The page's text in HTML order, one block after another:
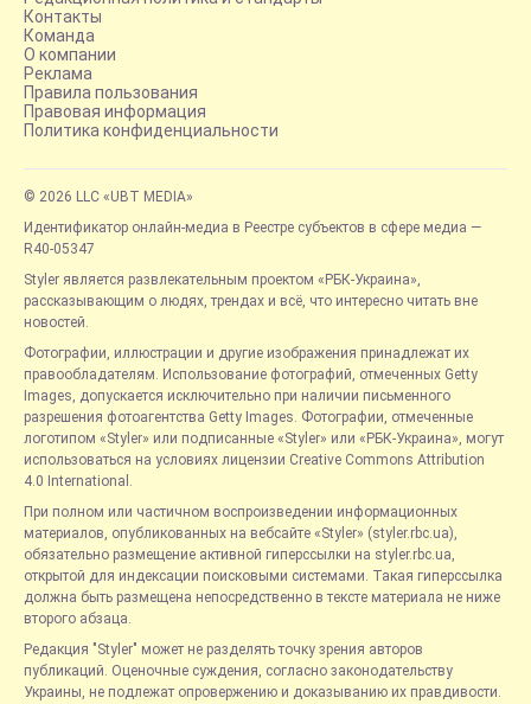
Контакты
Команда
О компании
Реклама
Правила пользования
Правовая информация
Политика конфиденциальности
© 2026 LLC «UBT MEDIA»
Идентификатор онлайн-медиа в Реестре субъектов в сфере медиа —
R40-05347
Styler является развлекательным проектом «РБК-Украина»,
рассказывающим о людях, трендах и всё, что интересно читать вне
новостей.
Фотографии, иллюстрации и другие изображения принадлежат их
правообладателям. Использование фотографий, отмеченных Getty
Images, допускается исключительно при наличии письменного
разрешения фотоагентства Getty Images. Фотографии, отмеченные
логотипом «Styler» или подписанные «Styler» или «РБК-Украина», могут
использоваться на условиях лицензии Creative Commons Attribution
4.0 International.
При полном или частичном воспроизведении информационных
материалов, опубликованных на вебсайте «Styler» (styler.rbc.ua),
обязательно размещение активной гиперссылки на styler.rbc.ua,
открытой для индексации поисковыми системами. Такая гиперссылка
должна быть размещена непосредственно в тексте материала не ниже
второго абзаца.
Редакция "Styler" может не разделять точку зрения авторов
публикаций. Оценочные суждения, согласно законодательству
Украины, не подлежат опровержению и доказыванию их правдивости.